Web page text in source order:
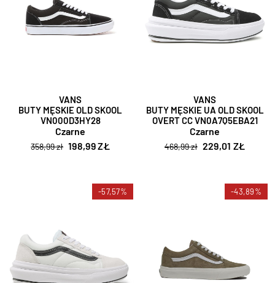
VANS
BUTY MĘSKIE OLD SKOOL
VN000D3HY28
Czarne
358,99 zł 198,99 ZŁ
VANS
BUTY MĘSKIE UA OLD SKOOL
OVERT CC VN0A7Q5EBA21
Czarne
468,99 zł 229,01 ZŁ
-57,57% -43,89%